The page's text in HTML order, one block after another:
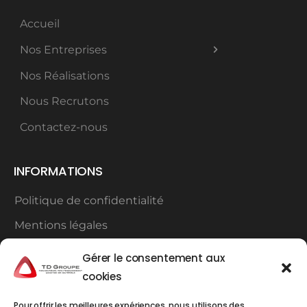
Gérer le consentement aux
cookies
Accueil
Nos Entreprises
Nos Réalisations
Nous Recrutons
Contactez-nous
INFORMATIONS
Politique de confidentialité
Mentions légales